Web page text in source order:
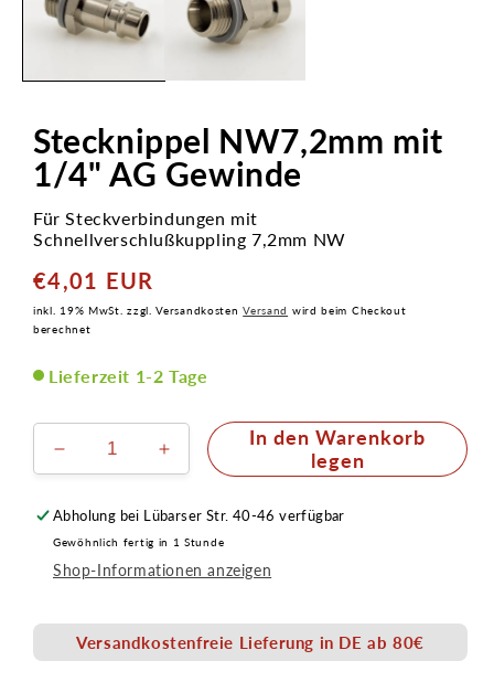
Stecknippel NW7,2mm mit
1/4" AG Gewinde
Für Steckverbindungen mit
Schnellverschlußkuppling 7,2mm NW
Normaler
Preis
€4,01 EUR
inkl. 19% MwSt. zzgl. VersandkostenVersand wird beim Checkout
berechnet
Lieferzeit 1-2 Tage
Verringere
die
Menge
für
Stecknippel
NW7,2mm
1/4&quot;
AG
Gewinde
Erhöhe
die
Menge
für
Stecknippel
NW7,2mm
1/4&quot;
AG
Gewinde
In den Warenkorb
legen
Abholung bei Lübarser Str. 40-46 verfügbar
Gewöhnlich fertig in 1 Stunde
Shop-Informationen anzeigen
Versandkostenfreie Lieferung in DE ab 80€